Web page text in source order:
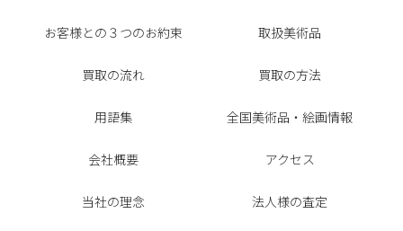
お客様との３つのお約束 取扱美術品
買取の流れ 買取の方法
用語集 全国美術品・絵画情報
会社概要 アクセス
当社の理念 法人様の査定